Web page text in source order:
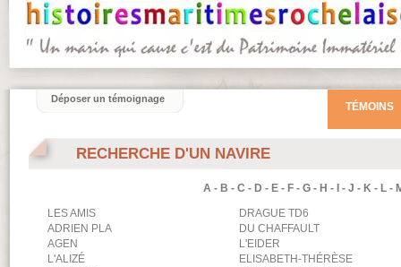
RECHERCHE D'UN NAVIRE
A - B - C - D - E - F - G - H - - J - K - L -
LES AMIS
DRAGUE TD6
ADRIEN PLA
DU CHAFFAULT
AGEN
L'EIDER
L'ALIZÉ
ELISABETH-THÉRÈSE
TÉMOINS
Déposer un témoignage